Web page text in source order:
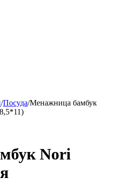
/Посуда/Менажница бамбук
Nori